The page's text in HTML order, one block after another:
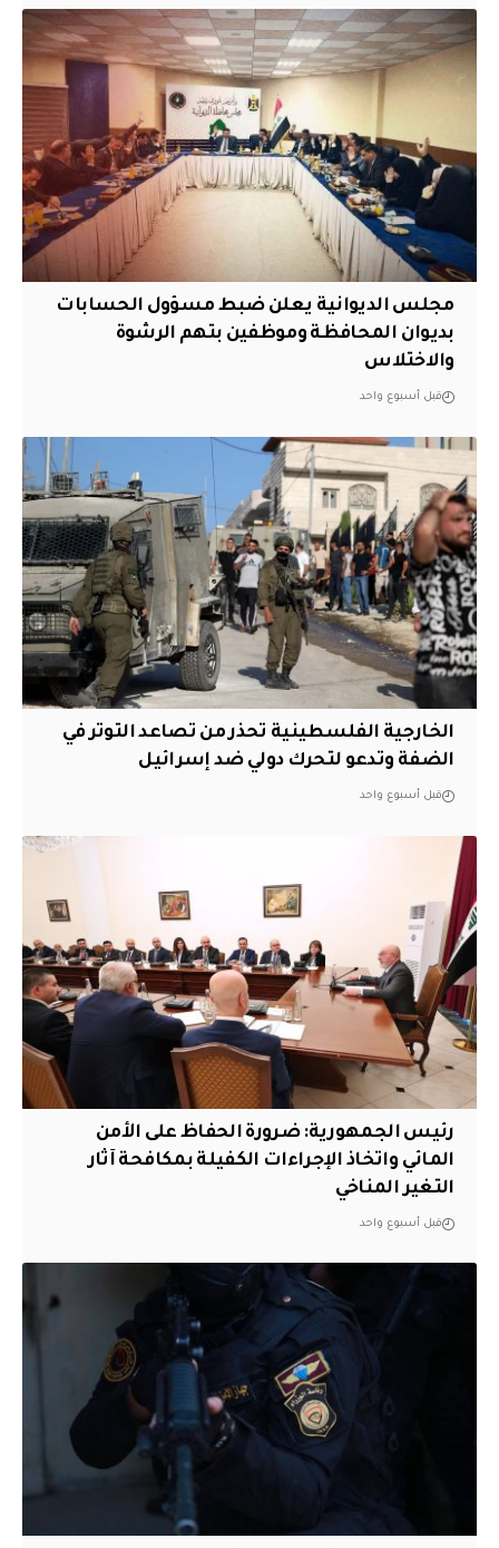
مجلس الديوانية يعلن ضبط مسؤول الحسابات
بديوان المحافظة وموظفين بتهم الرشوة
والاختلاس
قبل أسبوع واحد
الخارجية الفلسطينية تحذر من تصاعد التوتر في
الضفة وتدعو لتحرك دولي ضد إسرائيل
قبل أسبوع واحد
رئيس الجمهورية: ضرورة الحفاظ على الأمن
المائي واتخاذ الإجراءات الكفيلة بمكافحة آثار
التغير المناخي
قبل أسبوع واحد